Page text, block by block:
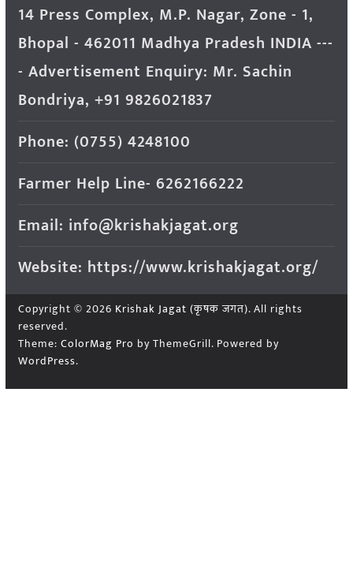
14 Press Complex, M.P. Nagar, Zone - 1,
Bhopal - 462011 Madhya Pradesh INDIA ---
- Advertisement Enquiry: Mr. Sachin
Bondriya, +91 9826021837
Phone: (0755) 4248100
Farmer Help Line- 6262166222
Email: info@krishakjagat.org
Website: https://www.krishakjagat.org/
Copyright © 2026 Krishak Jagat (कृषक जगत). All rights
reserved.
Theme: ColorMag Pro by ThemeGrill. Powered by
WordPress.